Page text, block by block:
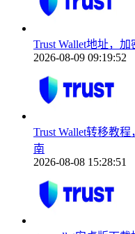
Trust Wallet地址，
2026-08-09 09:19:52
Trust Wallet转移教
南
2026-08-08 15:28:51